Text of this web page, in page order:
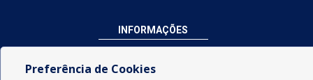
INFORMAÇÕES
Município de Conde - PB
CNPJ: 08.916.645/0001-80
Preferência de Cookies